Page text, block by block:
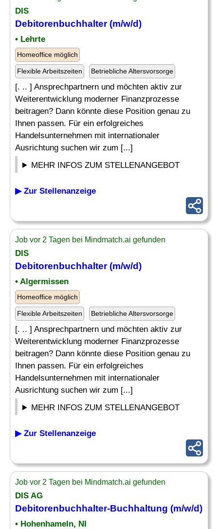
DIS
Debitorenbuchhalter(m/w/d)
• Lehrte
Homeoffice möglich
Flexible Arbeitszeiten Betriebliche Altersvorsorge
[. .. ] Ansprechpartnern und möchten aktiv zur
Weiterentwicklung moderner Finanzprozesse
beitragen? Dann könnte diese Position genau zu
Ihnen passen. Für ein erfolgreiches
Handelsunternehmen mit internationaler
Ausrichtung suchen wir zum [...]
MEHR INFOS ZUM STELLENANGEBOT
▶ Zur Stellenanzeige
Job vor 2 Tagen bei Mindmatch.ai gefunden
DIS
Debitorenbuchhalter(m/w/d)
• Algermissen
Homeoffice möglich
Flexible Arbeitszeiten Betriebliche Altersvorsorge
[. .. ] Ansprechpartnern und möchten aktiv zur
Weiterentwicklung moderner Finanzprozesse
beitragen? Dann könnte diese Position genau zu
Ihnen passen. Für ein erfolgreiches
Handelsunternehmen mit internationaler
Ausrichtung suchen wir zum [...]
MEHR INFOS ZUM STELLENANGEBOT
▶ Zur Stellenanzeige
Job vor 2 Tagen bei Mindmatch.ai gefunden
DIS AG
Debitorenbuchhalter-Buchhaltung (m/w/d)
• Hohenhameln, NI